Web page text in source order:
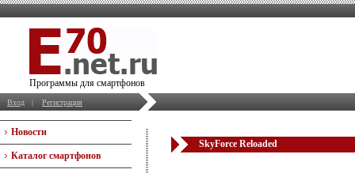
Программы для смартфонов
Вход | Регистрация
Новости
Каталог смартфонов
SkyForce Reloaded